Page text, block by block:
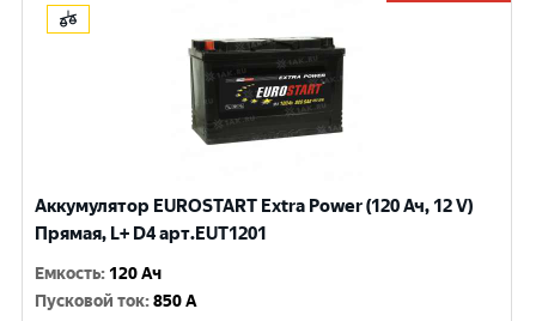
Аккумулятор EUROSTART Extra Power (120 Ач, 12 V)
Прямая, L+ D4 арт.EUT1201
Емкость: 120 Ач
Пусковой ток:850 A